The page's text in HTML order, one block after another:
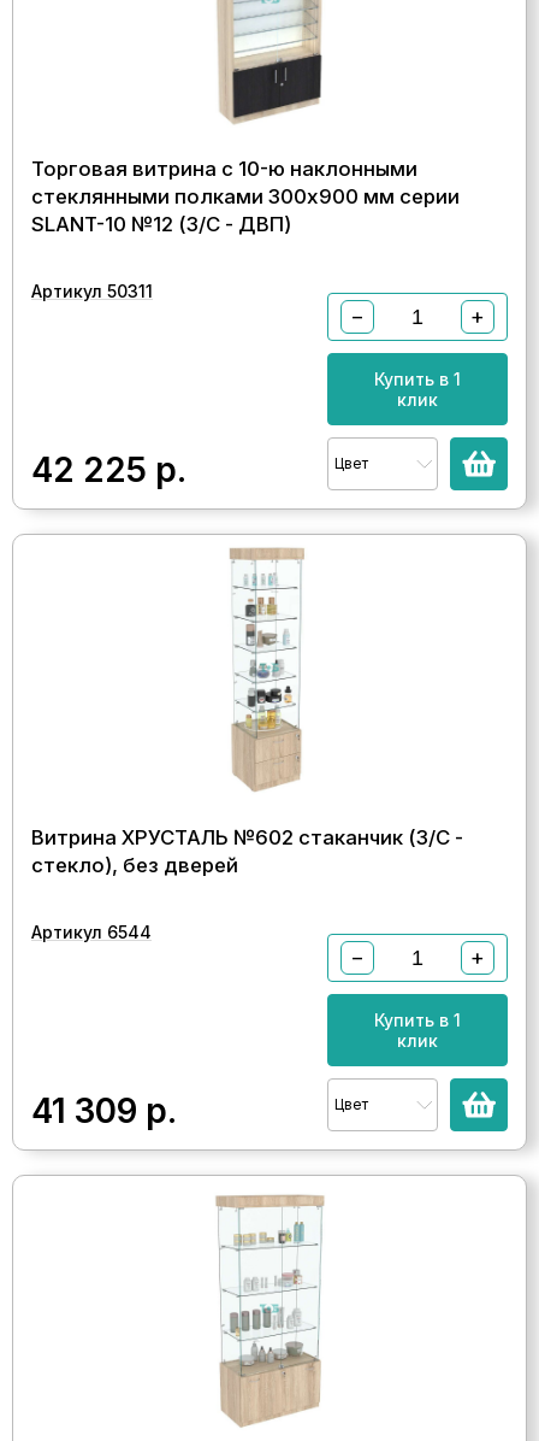
Торговая витрина с 10-ю наклонными
стеклянными полками 300x900 мм серии
SLANT-10 №12 (З/C - ДВП)
Артикул 50311
42 225 р.
− +
Купить в 1
клик
Цвет
Витрина ХРУСТАЛЬ №602 стаканчик (З/C -
стекло), без дверей
Артикул 6544
41 309 р.
− +
Купить в 1
клик
Цвет